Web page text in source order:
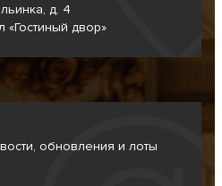
д. 4
«Гостиный двор»
обновления и лоты